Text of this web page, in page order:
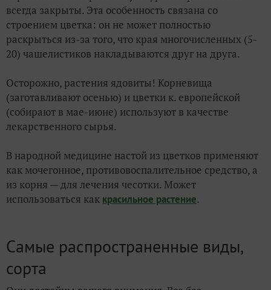
всегда закрыты. Эта особенность связана со
строением цветка: он не может полностью
раскрыться из-за того, что края многочисленных (5-
20) чашелистиков накладываются друг на друга.
Осторожно, растения ядовиты! Корневища
(заготавливают осенью) и цветки к. европейской
(собирают в мае-июне) используют в качестве
лекарственного сырья.
В народной медицине настой из цветков применяют
как мочегонное, противовоспалительное средство, а
из корня — для лечения чесотки. Может
использоваться как красильное растение.
Самые распространенные виды,
сорта